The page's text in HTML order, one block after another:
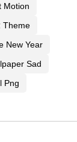
Motion
Theme
New Year
Sad
Png